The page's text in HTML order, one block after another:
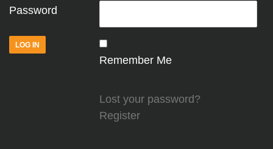
Password
Remember Me
Lost your password?
Register